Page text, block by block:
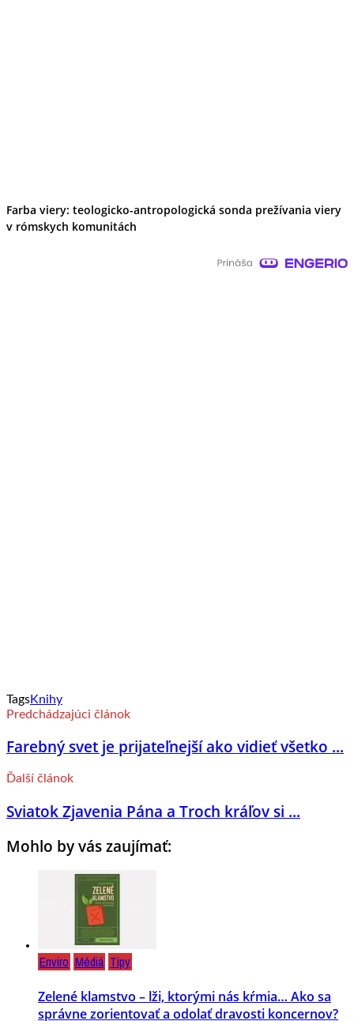
Farba viery: teologicko-antropologická sonda prežívania viery
v rómskych komunitách
TagsKnihy
Predchádzajúci článok
Farebný svet je prijateľnejší ako vidieť všetko ...
Ďalší článok
Sviatok Zjavenia Pána a Troch kráľov si ...
Mohlo by vás zaujímať:
Enviro Médiá Tipy
Zelené klamstvo – lži, ktorými nás kŕmia… Ako sa
správne zorientovať a odolať dravosti koncernov?